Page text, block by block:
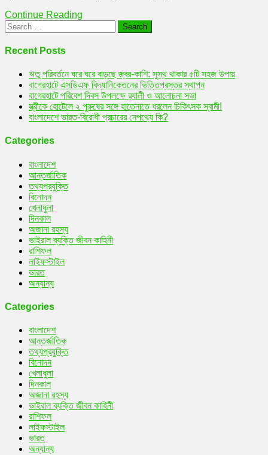
Continue Reading
Search
for:
Recent Posts
ঋতু পরিবর্তনে ঘরে ঘরে বাড়ছে জ্বর-কাশি: সুস্থ থাকার ৫টি সহজ উপায়
বাগেরহাটে এসডিএফ বিদ্যানিকেতনের ভিত্তিপ্রস্তর স্থাপন
বাগেরহাটে পরিবেশ দিবস উপলক্ষে র‌্যালী ও আলোচনা সভা
স্ত্রীকে হোটেলে ২ পুরুষের সঙ্গে হাতেনাতে ধরলেন চিকিৎসক স্বামী!
বাংলাদেশে ভারত-বিরোধী প্রচারের নেপথ্যে কি?
Categories
বাংলাদেশ
আন্তর্জাতিক
তথ্যপ্রযুক্তি
বিনোদন
খেলাধুলা
দিনকাল
অজানা রহস্য
ভাইরাল ব্যক্তি জীবন কাহিনী
রাশিফল
লাইফস্টাইল
ভারত
অন্যান্য
Categories
বাংলাদেশ
আন্তর্জাতিক
তথ্যপ্রযুক্তি
বিনোদন
খেলাধুলা
দিনকাল
অজানা রহস্য
ভাইরাল ব্যক্তি জীবন কাহিনী
রাশিফল
লাইফস্টাইল
ভারত
অন্যান্য